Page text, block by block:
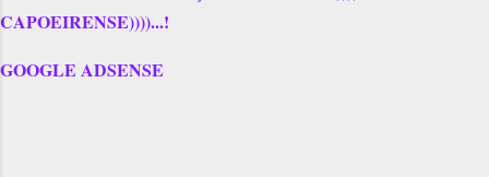
CAPOEIRENSE))))...!
GOOGLE ADSENSE